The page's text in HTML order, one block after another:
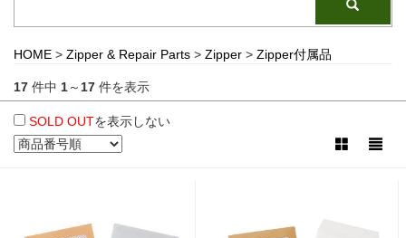
HOME > Zipper & Repair Parts > Zipper > Zipper付属品
17 件中 1～ 17 件を表示
SOLD OUTを表示しない